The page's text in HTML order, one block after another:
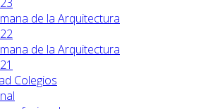
de la Arquitectura
de la Arquitectura
Colegios